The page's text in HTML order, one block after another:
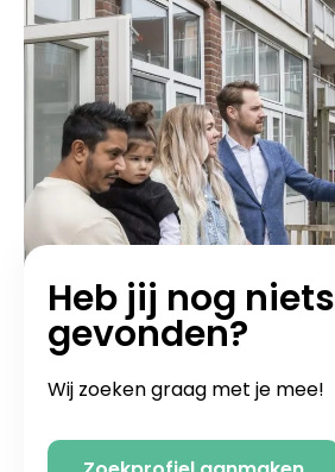
Heb jij nog niets
gevonden?
Wij zoeken graag met je mee!